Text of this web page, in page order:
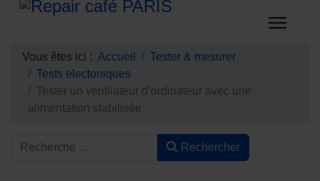
Vous êtes ici : Accueil
Tester & mesurer
Tests electoniques
Tester un ventilateur d’ordinateur avec une
alimentation stabilisée
Rechercher